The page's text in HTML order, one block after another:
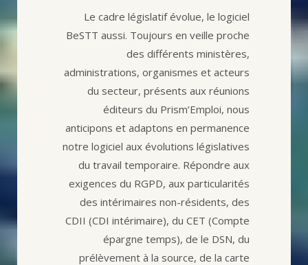
Le cadre législatif évolue, le logiciel
BeSTT aussi. Toujours en veille proche
des différents ministères,
administrations, organismes et acteurs
du secteur, présents aux réunions
éditeurs du Prism’Emploi, nous
anticipons et adaptons en permanence
notre logiciel aux évolutions législatives
du travail temporaire. Répondre aux
exigences du RGPD, aux particularités
des intérimaires non-résidents, des
CDII (CDI intérimaire), du CET (Compte
épargne temps), de le DSN, du
prélèvement à la source, de la carte